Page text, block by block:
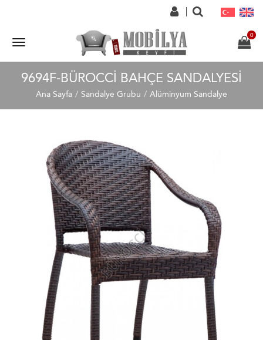
9694F-BÜROCCI BAHÇE SANDALYESI
Ana Sayfa Sandalye Grubu Alüminyum Sandalye